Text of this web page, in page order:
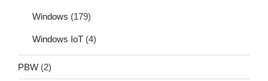
Windows (179)
Windows IoT (4)
PBW (2)